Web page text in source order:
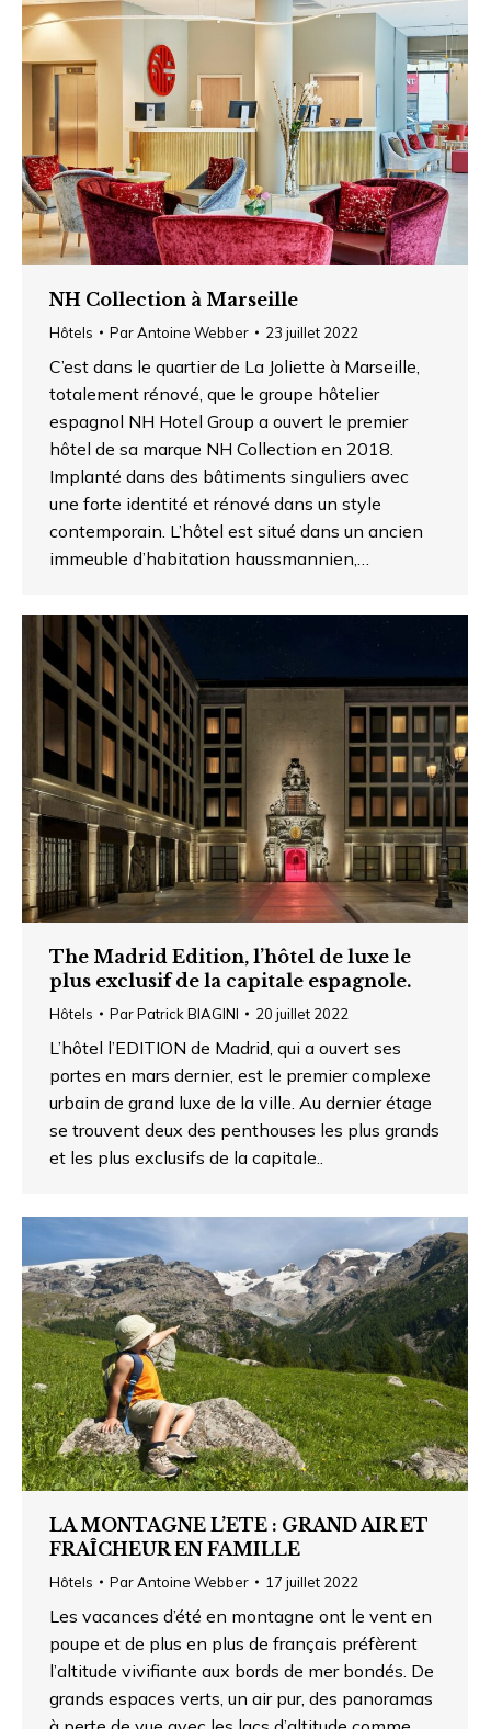
NH Collection à Marseille
Hôtels ParAntoine Webber 23 juillet 2022
C’est dans le quartier de La Joliette à Marseille,
totalement rénové, que le groupe hôtelier
espagnol NH Hotel Group a ouvert le premier
hôtel de sa marque NH Collection en 2018.
Implanté dans des bâtiments singuliers avec
une forte identité et rénové dans un style
contemporain. L’hôtel est situé dans un ancien
immeuble d’habitation haussmannien,…
The Madrid Edition, l’hôtel de luxe le
plus exclusif de la capitale espagnole.
Hôtels ParPatrick BIAGINI 20 juillet 2022
L’hôtel l’EDITION de Madrid, qui a ouvert ses
portes en mars dernier, est le premier complexe
urbain de grand luxe de la ville. Au dernier étage
se trouvent deux des penthouses les plus grands
et les plus exclusifs de la capitale..
LA MONTAGNE L’ETE : GRAND AIR ET
FRAÎCHEUR EN FAMILLE
Hôtels ParAntoine Webber 17 juillet 2022
Les vacances d’été en montagne ont le vent en
poupe et de plus en plus de français préfèrent
l’altitude vivifiante aux bords de mer bondés. De
grands espaces verts, un air pur, des panoramas